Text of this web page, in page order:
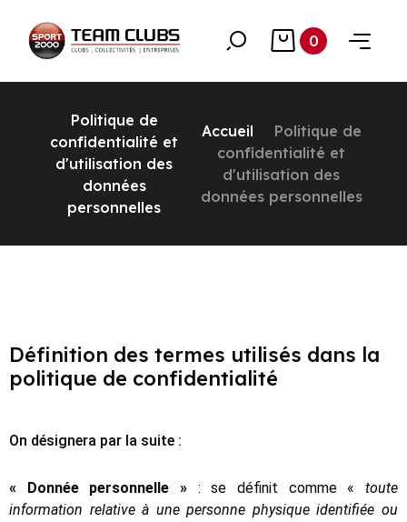
0
Politique de
confidentialité et
d'utilisation des
données
personnelles
Accueil
Politique de
confidentialité et
d'utilisation des
données personnelles
Définition des termes utilisés dans la
politique de confidentialité
On désignera par la suite :
« Donnée personnelle » : se définit comme «toute
information relative à une personne physique identifiée ou